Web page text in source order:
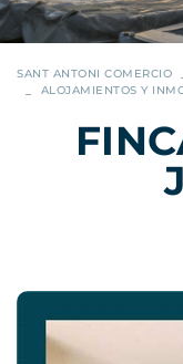
SANT ANTONI COMERCIO
ALOJAMIENTOS Y